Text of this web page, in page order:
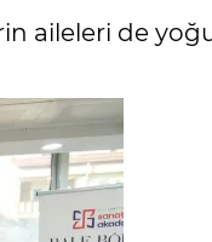
aileleri de